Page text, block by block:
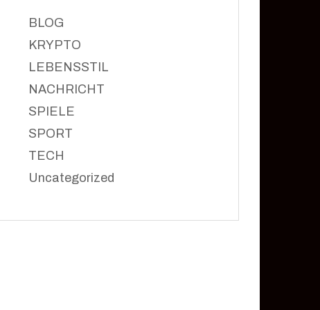
BLOG
KRYPTO
LEBENSSTIL
NACHRICHT
SPIELE
SPORT
TECH
Uncategorized